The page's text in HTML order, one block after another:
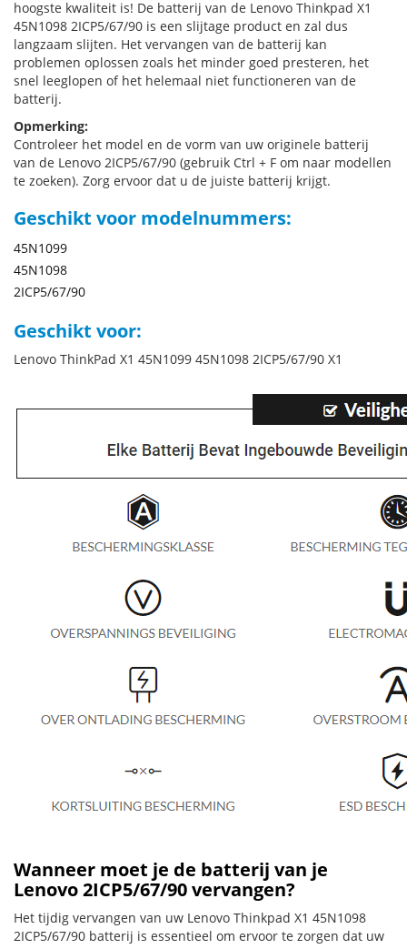
hoogste kwaliteit is! De batterij van de Lenovo Thinkpad X1
45N1098 2ICP5/67/90 is een slijtage product en zal dus
langzaam slijten. Het vervangen van de batterij kan
problemen oplossen zoals het minder goed presteren, het
snel leeglopen of het helemaal niet functioneren van de
batterij.
Opmerking:
Controleer het model en de vorm van uw originele batterij
van de Lenovo 2ICP5/67/90 (gebruik Ctrl + F om naar modellen
te zoeken). Zorg ervoor dat u de juiste batterij krijgt.
Geschikt voor modelnummers:
45N1099
45N1098
2ICP5/67/90
Geschikt voor:
Lenovo ThinkPad X1 45N1099 45N1098 2ICP5/67/90 X1
Wanneer moet je de batterij van je
Lenovo 2ICP5/67/90 vervangen?
Het tijdig vervangen van uw Lenovo Thinkpad X1 45N1098
2ICP5/67/90 batterij is essentieel om ervoor te zorgen dat uw